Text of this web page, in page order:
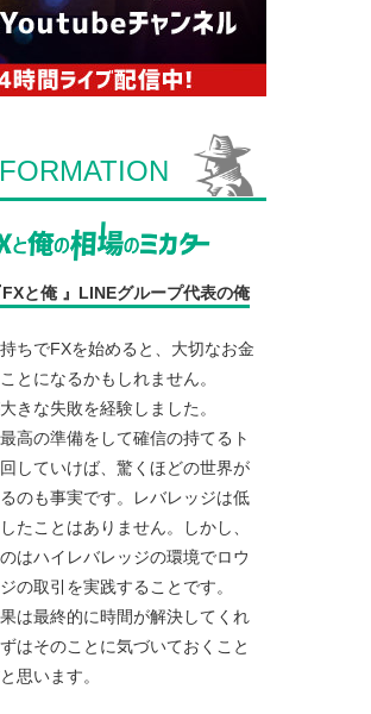
FXと俺 』LINEグループ代表の俺
ちでFXを始めると、大切なお金
とになるかもしれません。
きな失敗を経験しました。
高の準備をして確信の持てるト
していけば、驚くほどの世界が
のも事実です。レバレッジは低
たことはありません。しかし、
はハイレバレッジの環境でロウ
の取引を実践することです。
は最終的に時間が解決してくれ
はそのことに気づいておくこと
思います。